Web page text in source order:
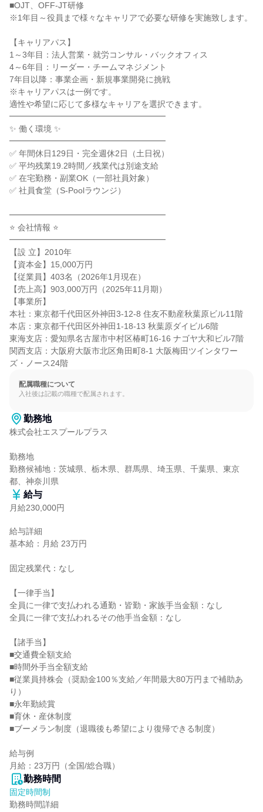
■OJT、OFF-JT研修
※1年目～役員まで様々なキャリアで必要な研修を実施致します。
【キャリアパス】
1～3年目：法人営業・就労コンサル・バックオフィス
4～6年目：リーダー・チームマネジメント
7年目以降：事業企画・新規事業開発に挑戦
※キャリアパスは一例です。
適性や希望に応じて多様なキャリアを選択できます。
━━━━━━━━━━━━━━━━━━━
✨ 働く環境 ✨
━━━━━━━━━━━━━━━━━━━
✅ 年間休日129日・完全週休2日（土日祝）
✅ 平均残業19.2時間／残業代は別途支給
✅ 在宅勤務・副業OK（一部社員対象）
✅ 社員食堂（S-Poolラウンジ）
━━━━━━━━━━━━━━━━━━━
⭐ 会社情報 ⭐
━━━━━━━━━━━━━━━━━━━
【設 立】2010年
【資本金】15,000万円
【従業員】403名（2026年1月現在）
【売上高】903,000万円（2025年11月期）
【事業所】
本社：東京都千代田区外神田3-12-8 住友不動産秋葉原ビル11階
本店：東京都千代田区外神田1-18-13 秋葉原ダイビル6階
東海支店：愛知県名古屋市中村区椿町16-16 ナゴヤ大和ビル7階
関西支店：大阪府大阪市北区角田町8-1 大阪梅田ツインタワー
ズ・ノース24階
配属職種について
入社後は記載の職種で配属されます。
勤務地
株式会社エスプールプラス
勤務地
勤務候補地：茨城県、栃木県、群馬県、埼玉県、千葉県、東京
都、神奈川県
給与
月給230,000円
給与詳細
基本給：月給 23万円
固定残業代：なし
【一律手当】
全員に一律で支払われる通勤・皆勤・家族手当金額：なし
全員に一律で支払われるその他手当金額：なし
【諸手当】
■交通費全額支給
■時間外手当全額支給
■従業員持株会（奨励金100％支給／年間最大80万円まで補助あ
り）
■永年勤続賞
■育休・産休制度
■ブーメラン制度（退職後も希望により復帰できる制度）
給与例
月給：23万円（全国/総合職）
勤務時間
固定時間制
勤務時間詳細